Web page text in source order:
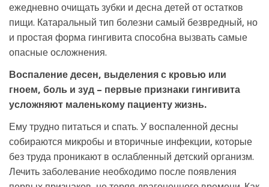
ежедневно очищать зубки и десна детей от остатков
пищи. Катаральный тип болезни самый безвредный, но
и простая форма гингивита способна вызвать самые
опасные осложнения.
Воспаление десен, выделения с кровью или
гноем, боль и зуд – первые признаки гингивита
усложняют маленькому пациенту жизнь.
Ему трудно питаться и спать. У воспаленной десны
собираются микробы и вторичные инфекции, которые
без труда проникают в ослабленный детский организм.
Лечить заболевание необходимо после появления